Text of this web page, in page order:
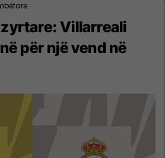
Villarreali
për një vend në